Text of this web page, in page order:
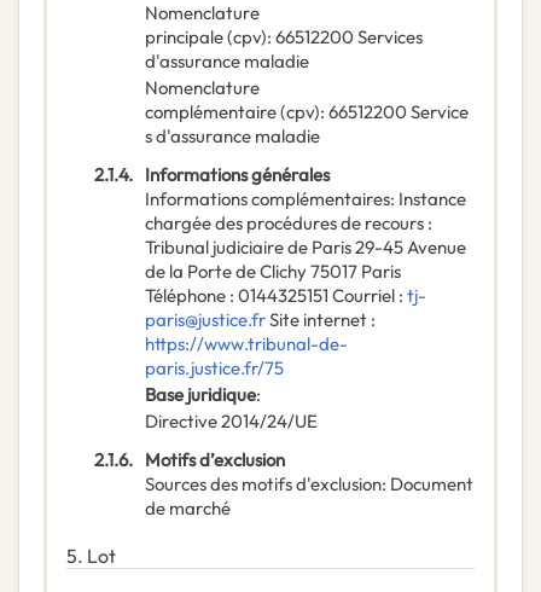
Nomenclature
principale(cpv): 66512200 Services
d'assurance maladie
Nomenclature
complémentaire(cpv): 66512200 Service
s d'assurance maladie
2.1.4. Informations générales
Informations complémentaires: Instance
chargée des procédures de recours :
Tribunal judiciaire de Paris 29-45 Avenue
de la Porte de Clichy 75017 Paris
Téléphone : 0144325151 Courriel : tj-
paris@justice.frSite internet :
https://www.tribunal-de-
paris.justice.fr/75
Base juridique:
Directive 2014/24/UE
2.1.6. Motifs d’exclusion
Sources des motifs d'exclusion: Document
de marché
5. Lot